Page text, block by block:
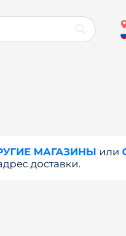
МАГАЗИНЫ или
доставки.